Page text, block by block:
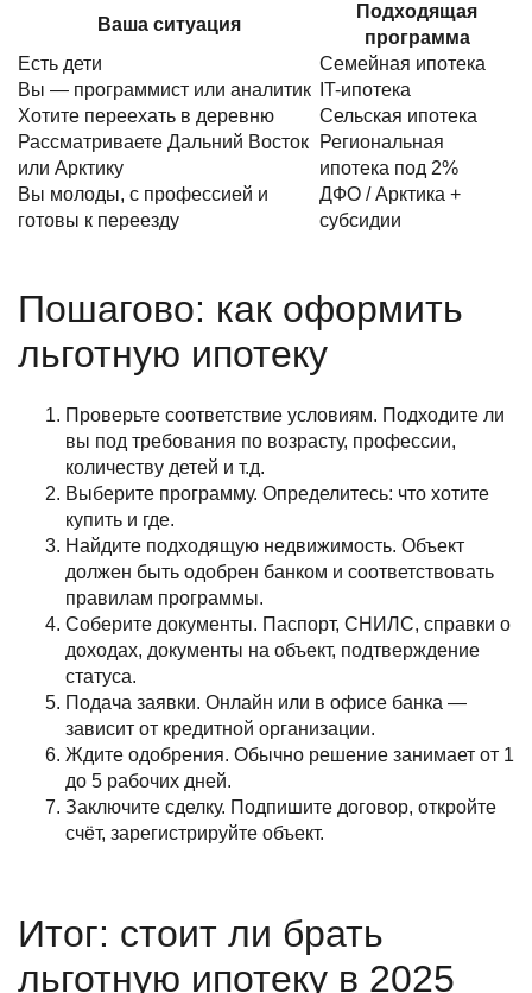
Ваша ситуация
Подходящая
программа
Есть дети
Семейная ипотека
Вы — программист или аналитик
IT-ипотека
Хотите переехать в деревню
Сельская ипотека
Рассматриваете Дальний Восток
или Арктику
Региональная
ипотека под 2%
Вы молоды, с профессией и
готовы к переезду
ДФО / Арктика +
субсидии
Пошагово: как оформить
льготную ипотеку
Проверьте соответствие условиям. Подходите ли
вы под требования по возрасту, профессии,
количеству детей и т.д.
Выберите программу. Определитесь: что хотите
купить и где.
Найдите подходящую недвижимость. Объект
должен быть одобрен банком и соответствовать
правилам программы.
Соберите документы. Паспорт, СНИЛС, справки о
доходах, документы на объект, подтверждение
статуса.
Подача заявки. Онлайн или в офисе банка —
зависит от кредитной организации.
Ждите одобрения. Обычно решение занимает от 1
до 5 рабочих дней.
Заключите сделку. Подпишите договор, откройте
счёт, зарегистрируйте объект.
Итог: стоит ли брать
льготную ипотеку в 2025